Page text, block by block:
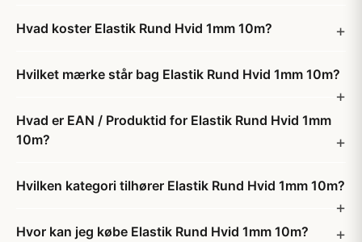
Hvad koster Elastik Rund Hvid 1mm 10m?
Hvilket mærke står bag Elastik Rund Hvid 1mm 10m?
Hvad er EAN / Produktid for Elastik Rund Hvid 1mm
10m?
Hvilken kategori tilhører Elastik Rund Hvid 1mm 10m?
Hvor kan jeg købe Elastik Rund Hvid 1mm 10m?